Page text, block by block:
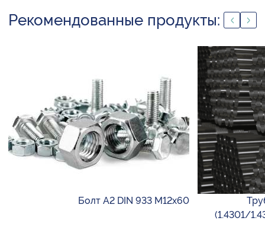
Рекомендованные продукты:
Болт А2 DIN 933 М12х60
(1.4301/